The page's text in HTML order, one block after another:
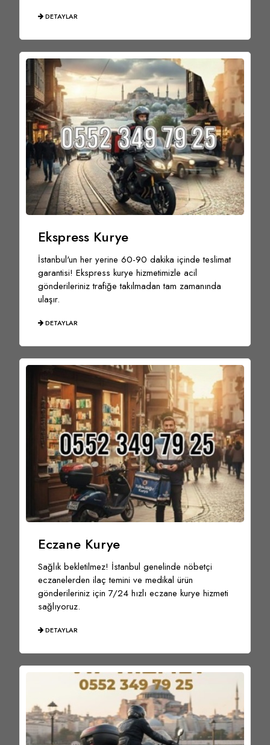
DETAYLAR
Ekspress Kurye
İstanbul'un her yerine 60-90 dakika içinde teslimat
garantisi! Ekspress kurye hizmetimizle acil
gönderileriniz trafiğe takılmadan tam zamanında
ulaşır.
DETAYLAR
Eczane Kurye
Sağlık bekletilmez! İstanbul genelinde nöbetçi
eczanelerden ilaç temini ve medikal ürün
gönderileriniz için 7/24 hızlı eczane kurye hizmeti
sağlıyoruz.
DETAYLAR